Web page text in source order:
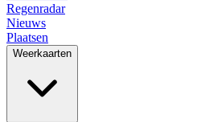
Regenradar
Nieuws
Plaatsen
Weerkaarten